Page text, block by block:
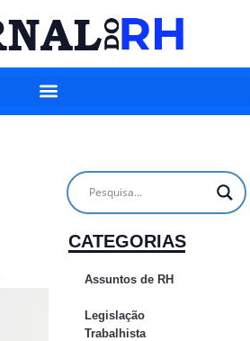
CATEGORIAS
Assuntos de RH
Legislação
Trabalhista